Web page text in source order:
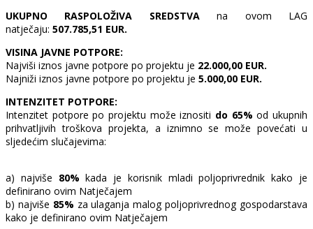
UKUPNO RASPOLOŽIVA SREDSTVAna ovom LAG
natječaju: 507.785,51 EUR.
VISINA JAVNE POTPORE:
Najviši iznos javne potpore po projektu je 22.000,00 EUR.
Najniži iznos javne potpore po projektu je 5.000,00 EUR.
INTENZITET POTPORE:
Intenzitet potpore po projektu može iznositi do 65% od ukupnih
prihvatljivih troškova projekta, a iznimno se može povećati u
sljedećim slučajevima:
a) najviše 80% kada je korisnik mladi poljoprivrednik kako je
definirano ovim Natječajem
b) najviše 85% za ulaganja malog poljoprivrednog gospodarstava
kako je definirano ovim Natječajem